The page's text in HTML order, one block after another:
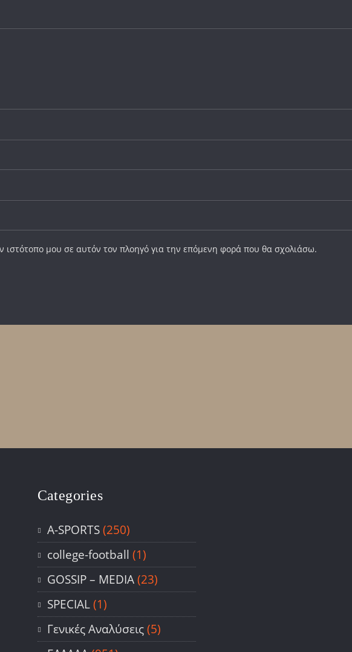
ιστότοπο μου σε αυτόν τον πλοηγό για την επόμενη φορά που θα σχολιάσω.
Categories
A-SPORTS(250)
college-football (1)
GOSSIP – ΜΕDIA(23)
SPECIAL(1)
Γενικές Αναλύσεις(5)